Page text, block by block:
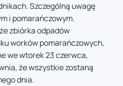
Szczególną uwagę
i pomarańczowym.
zbiórka odpadów
worków pomarańczowych,
we wtorek 23 czerwca,
że wszystkie zostaną
dnia.